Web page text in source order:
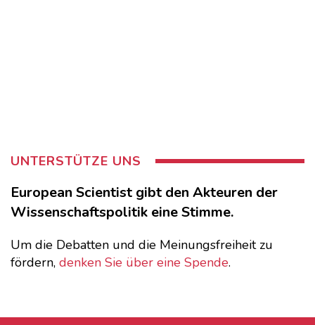
UNTERSTÜTZE UNS
European Scientist gibt den Akteuren der
Wissenschaftspolitik eine Stimme.
Um die Debatten und die Meinungsfreiheit zu
fördern, denken Sie über eine Spende.